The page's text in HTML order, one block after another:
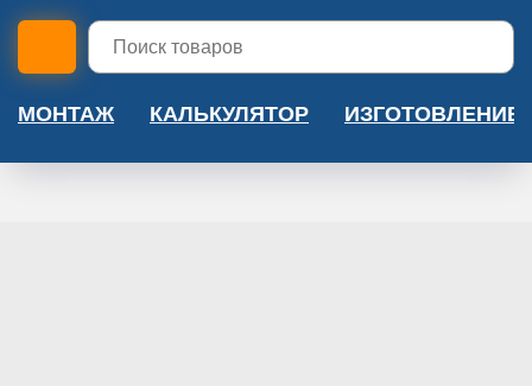
МОНТАЖ КАЛЬКУЛЯТОР ИЗГОТОВЛЕНИЕ